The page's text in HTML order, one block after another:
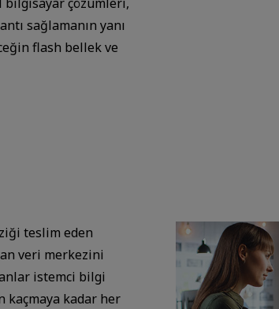
sağlamanın yanı
flash bellek ve
teslim eden
veri merkezini
istemci bilgi
kadar her